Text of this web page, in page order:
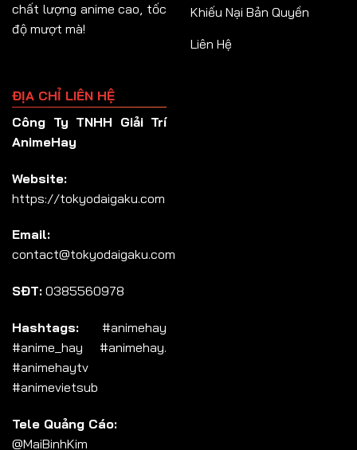
chất lượng anime cao, tốc
độ mượt mà!
Khiếu Nại Bản Quyền
Liên Hệ
ĐỊA CHỈ LIÊN HỆ
Công Ty TNHH Giải Trí
AnimeHay
Website:
https://tokyodaigaku.com
Email:
contact@tokyodaigaku.com
SĐT: 0385560978
Hashtags: #animehay
#anime_hay #animehay.
#animehaytv
#animevietsub
Tele Quảng Cáo:
@MaiBinhKim